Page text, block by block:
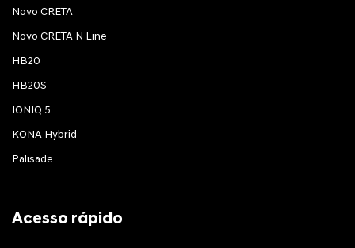
Novo CRETA
Novo CRETA N Line
HB20
HB20S
IONIQ 5
KONA Hybrid
Palisade
Acesso rápido